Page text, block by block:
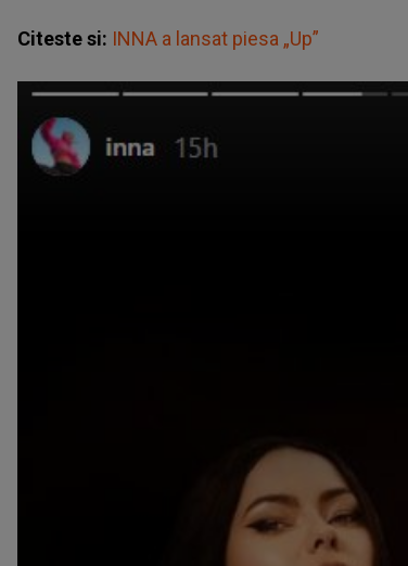
Citeste si: INNA a lansat piesa „Up”